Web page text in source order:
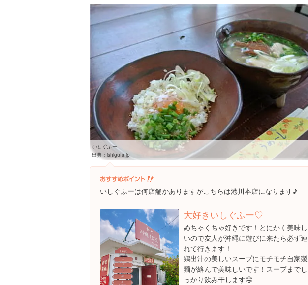
いしぐふー
出典： ishigufu.jp
いしぐふーは何店舗かありますがこちらは港川本店になります♪
大好きいしぐふー♡
めちゃくちゃ好きです！とにかく美味し
いので友人が沖縄に遊びに来たら必ず連
れて行きます！
鶏出汁の美しいスープにモチモチ自家製
麺が絡んで美味しいです！スープまでし
っかり飲み干します🤤